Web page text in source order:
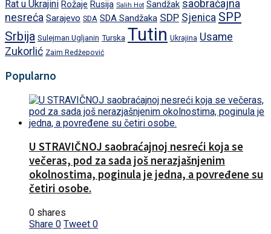
Rat u Ukrajini Rožaje Rusija Salih Hot Sandžak saobraćajna
nesreća Sarajevo SDA SDA Sandžaka SDP Sjenica SPP
Srbija Sulejman Ugljanin Turska Tutin Ukrajina Usame
Zukorlić Zaim Redžepović
Popularno
U STRAVIČNOJ saobraćajnoj nesreći koja se
večeras, pod za sada još nerazjašnjenim
okolnostima, poginula je jedna, a povređene su
četiri osobe.
0 shares
Share 0 Tweet 0